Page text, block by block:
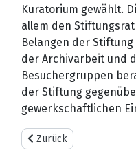
Kuratorium gewählt.
allem den
Belangen der
der Archivarbeit und
Besuchergruppen
der Stiftung
gewerkschaftlichen
Vorheriger Beitrag:
Zurück